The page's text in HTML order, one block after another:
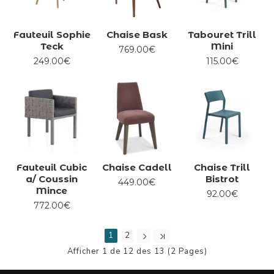
Fauteuil Sophie
Teck
249.00€
Chaise Bask
769.00€
Tabouret Trill
Mini
115.00€
Fauteuil Cubic
a/ Coussin
Mince
772.00€
Chaise Cadell
449.00€
Chaise Trill
Bistrot
92.00€
1
2
Afficher 1 de 12 des 13 (2 Pages)